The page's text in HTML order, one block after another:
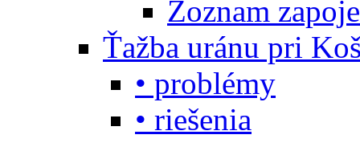
Zoznam
Ťažba uránu pri
• problémy
• riešenia